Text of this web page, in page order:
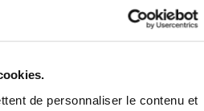
de personnaliser le contenu et